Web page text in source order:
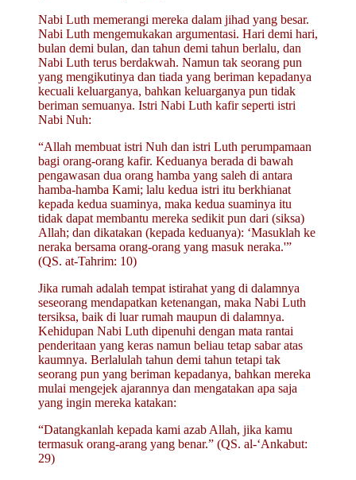
Nabi Luth memerangi mereka dalam jihad yang besar.
Nabi Luth mengemukakan argumentasi. Hari demi hari,
bulan demi bulan, dan tahun demi tahun berlalu, dan
Nabi Luth terus berdakwah. Namun tak seorang pun
yang mengikutinya dan tiada yang beriman kepadanya
kecuali keluarganya, bahkan keluarganya pun tidak
beriman semuanya. Istri Nabi Luth kafir seperti istri
Nabi Nuh:
“Allah membuat istri Nuh dan istri Luth perumpamaan
bagi orang-orang kafir. Keduanya berada di bawah
pengawasan dua orang hamba yang saleh di antara
hamba-hamba Kami; lalu kedua istri itu berkhianat
kepada kedua suaminya, maka kedua suaminya itu
tidak dapat membantu mereka sedikit pun dari (siksa)
Allah; dan dikatakan (kepada keduanya): ‘Masuklah ke
neraka bersama orang-orang yang masuk neraka.'”
(QS. at-Tahrim: 10)
Jika rumah adalah tempat istirahat yang di dalamnya
seseorang mendapatkan ketenangan, maka Nabi Luth
tersiksa, baik di luar rumah maupun di dalamnya.
Kehidupan Nabi Luth dipenuhi dengan mata rantai
penderitaan yang keras namun beliau tetap sabar atas
kaumnya. Berlalulah tahun demi tahun tetapi tak
seorang pun yang beriman kepadanya, bahkan mereka
mulai mengejek ajarannya dan mengatakan apa saja
yang ingin mereka katakan:
“Datangkanlah kepada kami azab Allah, jika kamu
termasuk orang-arang yang benar.” (QS. al-‘Ankabut:
29)